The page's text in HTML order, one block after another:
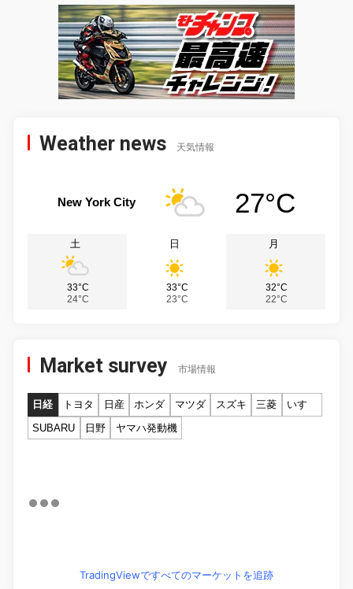
Weather news 天気情報
New York City 27°C
土
33°C
24°C
日
33°C
23°C
月
32°C
22°C
Market survey 市場情報
日経 トヨタ 日産 ホンダ マツダ スズキ 三菱
いすゞ
SUBARU
日野 ヤマハ発動機
TradingViewですべてのマーケットを追跡